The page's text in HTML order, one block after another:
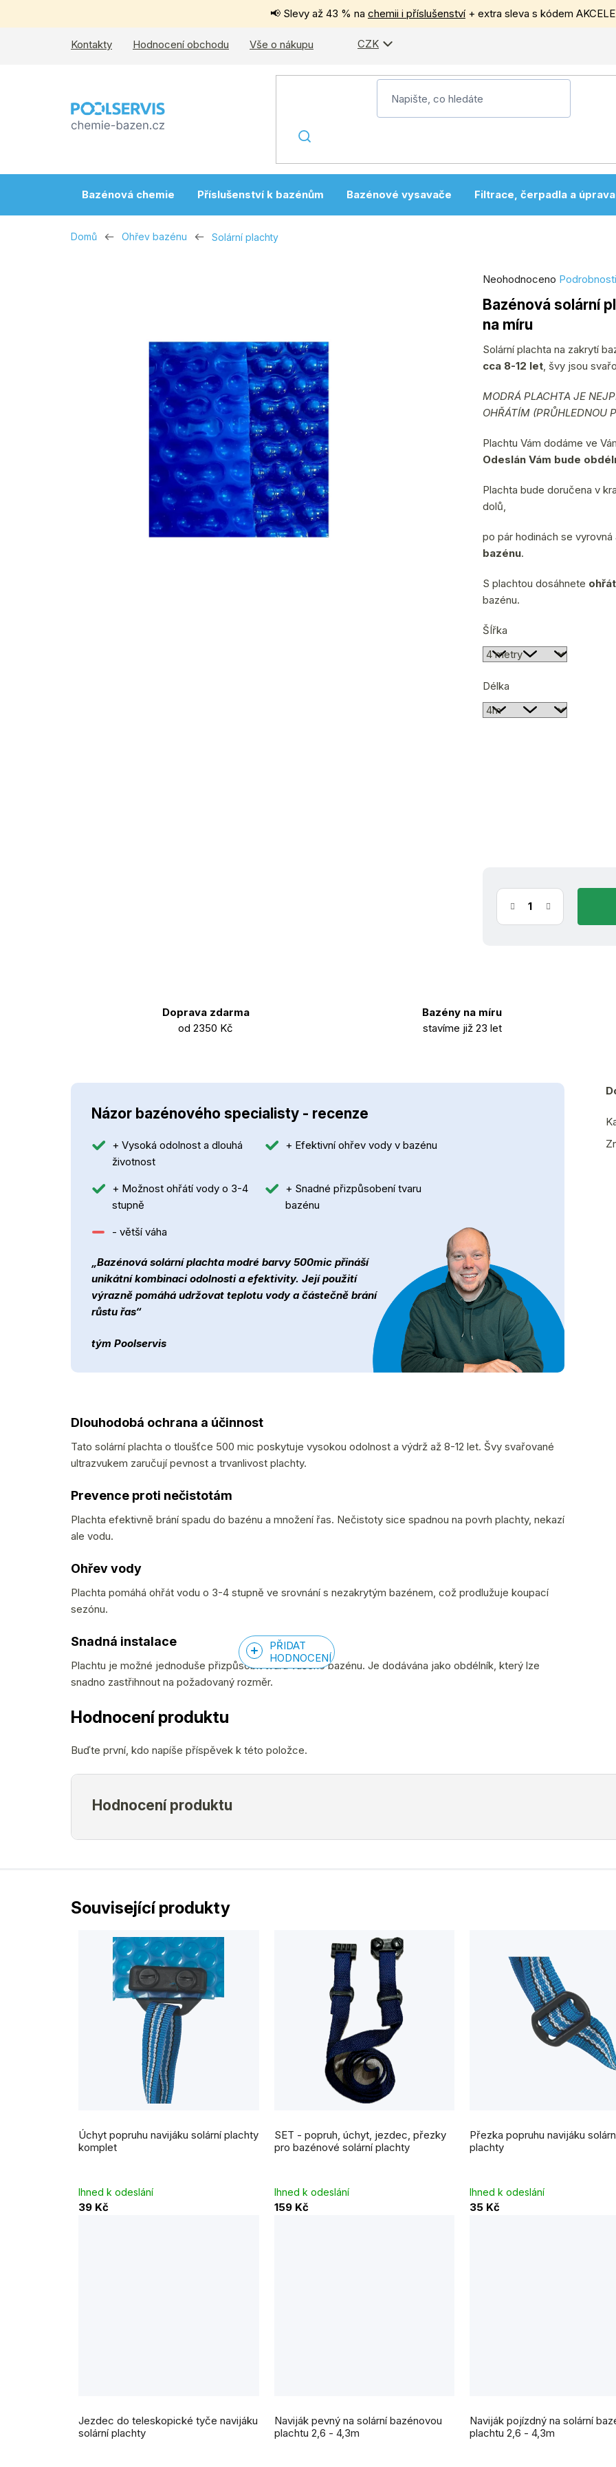
📢 Slevy až 43 % na chemii i příslušenství + extra sleva s kódem
Kontakty Hodnocení obchodu Vše o nákupu CZK
Bazénová chemie Příslušenství k bazénům Bazénové vysavače Filtrace, čerpadla a
Domů Ohřev bazénu Solární plachty
Bazénová solární
na míru
Průměrné
produktu
je
0,0
hvězdiček.
Neohodnoceno
Solární plachta na zakrytí
cca 8-12 let , švy jsou
MODRÁ PLACHTA JE
OHŘÁTÍM (PRŮHLEDNOU
Plachtu Vám dodáme ve
Odeslán Vám bude
Plachta bude doručena v
dolů,
po pár hodinách se
bazénu.
S plachtou dosáhnete
bazénu.
ŠÍřka
Délka
Doprava zdarma
od 2350 Kč
Bazény na míru
stavíme již 23 let
Názor bazénového specialisty - recenze
+ Vysoká odolnost a dlouhá
životnost
+ Efektivní ohřev vody v bazénu
+ Možnost ohřátí vody o 3-4
stupně
+ Snadné přizpůsobení tvaru
bazénu
- větší váha
„Bazénová solární plachta modré barvy 500mic přináší
unikátní kombinaci odolnosti a efektivity. Její použití
výrazně pomáhá udržovat teplotu vody a částečně brání
růstu řas“
tým Poolservis
Dlouhodobá ochrana a účinnost
Tato solární plachta o tloušťce 500 mic poskytuje vysokou odolnost a výdrž až 8-12 let. Švy svařované
ultrazvukem zaručují pevnost a trvanlivost plachty.
Prevence proti nečistotám
Plachta efektivně brání spadu do bazénu a množení řas. Nečistoty sice spadnou na povrh plachty, nekazí
ale vodu.
Ohřev vody
Plachta pomáhá ohřát vodu o 3-4 stupně ve srovnání s nezakrytým bazénem, což prodlužuje koupací
sezónu.
Snadná instalace
Plachtu je možné jednoduše přizpůsobit tvaru vašeho bazénu. Je dodávána jako obdélník, který lze
snadno zastřihnout na požadovaný rozměr.
Hodnocení produktu
Buďte první, kdo napíše příspěvek k této položce.
PŘIDAT
HODNOCENÍ
Související produkty
Úchyt popruhu navijáku solární plachty
komplet
Ihned k odeslání
39 Kč
SET - popruh, úchyt, jezdec, přezky
pro bazénové solární plachty
hodnocení
produktu
je
5,0
Ihned k odeslání
159 Kč
Přezka popruhu navijáku
plachty
Ihned k odeslání
35 Kč
Jezdec do teleskopické tyče navijáku
solární plachty
Naviják pevný na solární bazénovou
plachtu 2,6 - 4,3m
Naviják pojízdný na solární
plachtu 2,6 - 4,3m